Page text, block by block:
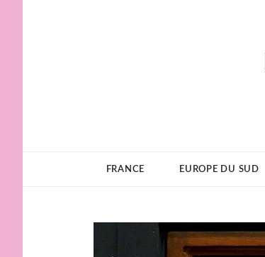
FRANCE EUROPE DU SUD